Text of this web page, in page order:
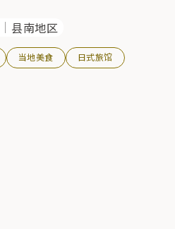
县南地区
当地美食 日式旅馆